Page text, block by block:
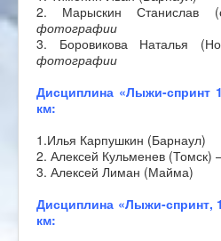
2. Марыскин Станислав
фотографии
3. Боровикова Наталья
фотографии
Дисциплина «Лыжи-спринт
км:
1.Илья Карпушкин (Барнаул)
2. Алексей Кульменев (Томск)
3. Алексей Лиман (Майма)
Дисциплина «Лыжи-спринт,
км: